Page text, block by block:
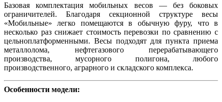
Базовая комплектация мобильных весов — без боковых
ограничителей. Благодаря секционной структуре весы
«Мобильные» легко помещаются в обычную фуру, что в
несколько раз снижает стоимость перевозки по сравнению с
цельноплатформенными. Весы подходят для пункта приема
металлолома, нефтегазового перерабатывающего
производства, мусорного полигона, любого
производственного, аграрного и складского комплекса.
Особенности модели: